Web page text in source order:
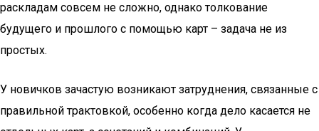
раскладам совсем не сложно, однако толкование
будущего и прошлого с помощью карт – задача не из
простых.
У новичков зачастую возникают затруднения, связанные с
правильной трактовкой, особенно когда дело касается не